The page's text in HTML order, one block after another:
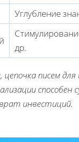
Углубление
др.
цепочка писем
инвестиций.